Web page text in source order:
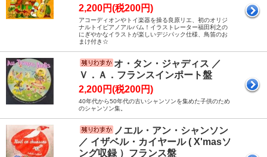
2,200円(税200円)
アコーディオンやトイ楽器を操る良原リエ、初のオリジ
ナルトイピアノアルバム！イラストレーター福田利之の
にぎやかなイラストが楽しいデジパック仕様、鳥笛のお
まけ付き☆
オ・タン・ジャディス ／
Ｖ．Ａ．フランスインポート盤
2,200円(税200円)
40年代から50年代の古いシャンソンを集めた子供のため
のシャンソン集。
ノエル・アン・シャンソン
／ イザベル・カイヤール ( X'masソ
ング収録 ）フランス盤